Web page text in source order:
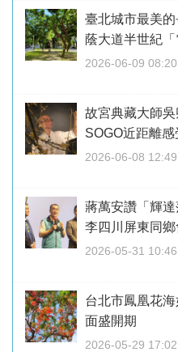
臺北城市最美
蔭大道半世紀「
2026-06-09 08:20
故宮典藏大師
SOGO近距離
2026-06-08 12:49
蔣萬安讚「輝
李四川屏東同
2026-05-31 10:46
台北市鳳凰花
面盛開期
2026-05-29 17:02